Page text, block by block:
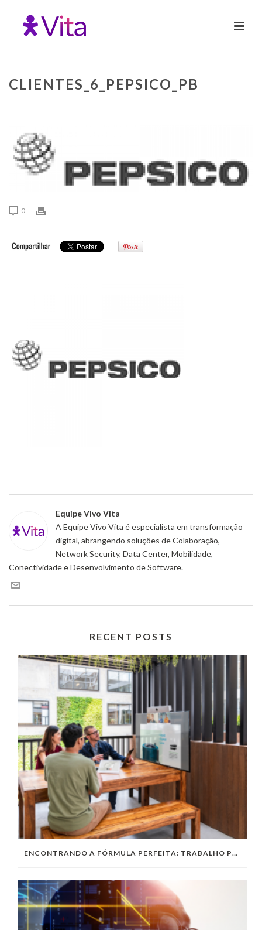
CLIENTES_6_PEPSICO_PB
0
Equipe Vivo Vita
A Equipe Vivo Vita é especialista em transformação
digital, abrangendo soluções de Colaboração,
Network Security, Data Center, Mobilidade,
Conectividade e Desenvolvimento de Software.
RECENT POSTS
ENCONTRANDO A FÓRMULA PERFEITA: TRABALHO PRESENCIAL, HOME OFFICE OU TRABALHO HÍBRIDO?